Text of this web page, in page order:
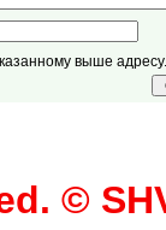
выше адресу.
©